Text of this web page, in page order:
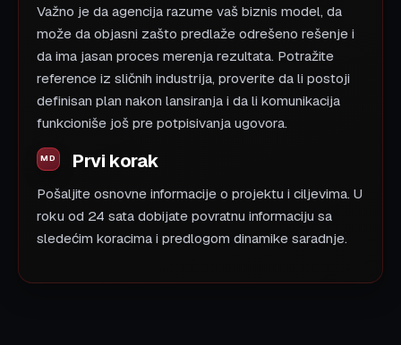
Važno je da agencija razume vaš biznis model, da
može da objasni zašto predlaže odrešeno rešenje i
da ima jasan proces merenja rezultata. Potražite
reference iz sličnih industrija, proverite da li postoji
definisan plan nakon lansiranja i da li komunikacija
funkcioniše još pre potpisivanja ugovora.
Prvi korak
Pošaljite osnovne informacije o projektu i ciljevima. U
roku od 24 sata dobijate povratnu informaciju sa
sledećim koracima i predlogom dinamike saradnje.